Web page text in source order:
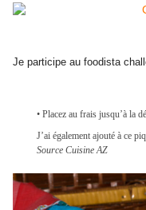
Je participe au foodista
• Placez au frais jusqu’à la
J’ai également ajouté à ce
Source Cuisine AZ